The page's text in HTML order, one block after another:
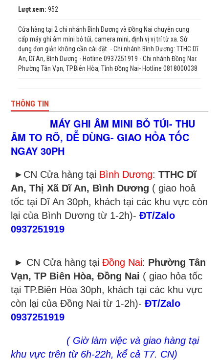
Lượt xem: 952
Cửa hàng tại 2 chi nhánh Bình Dương và Đồng Nai chuyên cung
cấp máy ghi âm mini bỏ túi, camera mini, định vị vị trí từ xa. Sử
dụng đơn giản không cần cài đặt. - Chi nhánh Bình Dương: TTHC Dĩ
An, Dĩ An, Bình Dương - Hotline 0937251919 - Chi nhánh Đồng Nai:
Phường Tân Vạn, TP.Biên Hòa, Tỉnh Đồng Nai- Hotline 0818000038
THÔNG TIN
MÁY GHI ÂM MINI BỎ TÚI- THU
ÂM TO RÕ, DỄ DÙNG- GIAO HỎA TỐC
NGAY 30PH
►CN Cửa hàng tại Bình Dương:TTHC Dĩ
An, Thị Xã Dĩ An, Bình Dương ( giao hoả
tốc tại Dĩ An 30ph, khách tại các khu vực còn
lại của Bình Dương từ 1-2h)-ĐT/Zalo
0937251919
► CN Cửa hàng tạiĐồng Nai: Phường Tân
Vạn, TP Biên Hòa, Đồng Nai ( giao hỏa tốc
tại TP.Biên Hòa 30ph, khách tại các khu vực
còn lại của Đồng Nai từ 1-2h)-ĐT/Zalo
0937251919
( Giờ làm việc và giao hàng tại
khu vực trên từ 6h-22h, kể cả T7. CN)